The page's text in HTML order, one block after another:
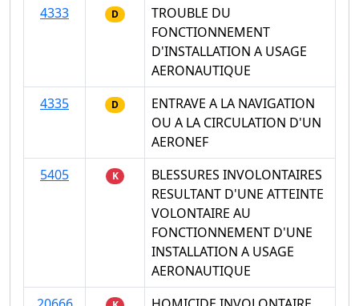
4333
D
TROUBLE DU
FONCTIONNEMENT
D'INSTALLATION A USAGE
AERONAUTIQUE
4335
D
ENTRAVE A LA NAVIGATION
OU A LA CIRCULATION D'UN
AERONEF
5405
K
BLESSURES INVOLONTAIRES
RESULTANT D'UNE ATTEINTE
VOLONTAIRE AU
FONCTIONNEMENT D'UNE
INSTALLATION A USAGE
AERONAUTIQUE